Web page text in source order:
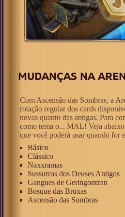
MUDANÇAS NA
Com Ascensão das Sombras, a
rotação regular dos cards
novas quanto das antigas. Para
como tema o... MAL! Veja
que você poderá usar quando for
Básico
Clássico
Naxxramas
Sussurros dos Deuses Antigos
Gangues de Geringontzan
Bosque das Bruxas
Ascensão das Sombras